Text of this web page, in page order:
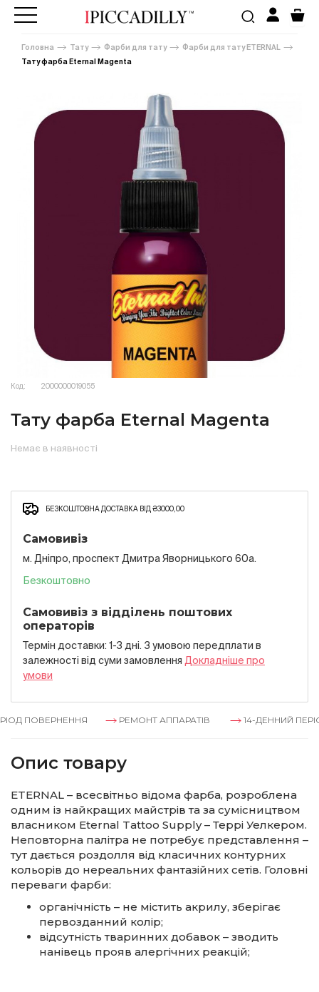
Головна Тату Фарби для тату
Фарби для тату ETERNAL
Тату фарба Eternal Magenta
Код: 2000000019055
Тату фарба Eternal Magenta
Немає в наявності
БЕЗКОШТОВНА ДОСТАВКА ВІД ₴3000,00
Самовивіз
м. Дніпро, проспект Дмитра Яворницького 60а.
Безкоштовно
Самовивіз з відділень поштових
операторів
Термін доставки: 1-3 дні. З умовою передплати в
залежностi вiд суми замовлення Докладнiше про
умови
ПОВЕРНЕННЯ РЕМОНТ АППАРАТІВ 14-ДЕННИЙ
Опис товару
ETERNAL – всесвітньо відома фарба, розроблена
одним із найкращих майстрів та за сумісництвом
власником Eternal Tattoo Supply – Террі Уелкером.
Неповторна палітра не потребує представлення –
тут дається роздолля від класичних контурних
кольорів до нереальних фантазійних сетів. Головні
переваги фарби:
органічність – не містить акрилу, зберігає
первозданний колір;
відсутність тваринних добавок – зводить
нанівець прояв алергічних реакцій;